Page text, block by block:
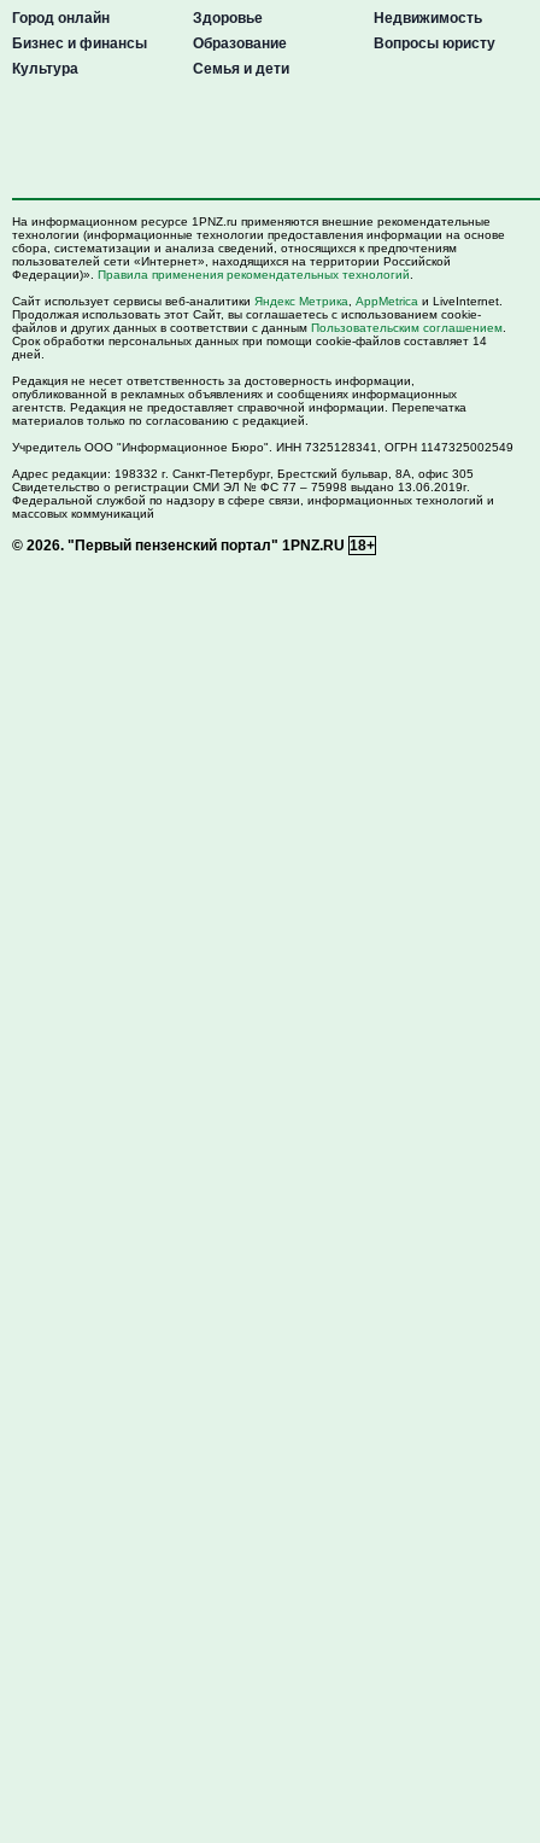
Город онлайн
Бизнес и финансы
Культура
Здоровье
Образование
Семья и дети
Недвижимость
Вопросы юристу
На информационном ресурсе 1PNZ.ru применяются внешние рекомендательные
технологии (информационные технологии предоставления информации на основе
сбора, систематизации и анализа сведений, относящихся к предпочтениям
пользователей сети «Интернет», находящихся на территории Российской
Федерации)». Правила применения рекомендательных технологий
Сайт использует сервисы веб-аналитики Яндекс Метрика AppMetrica и LiveInternet.
Продолжая использовать этот Сайт, вы соглашаетесь с использованием cookie-
файлов и других данных в соответствии с данным Пользовательским соглашением
Срок обработки персональных данных при помощи cookie-файлов составляет 14
дней.
Редакция не несет ответственность за достоверность информации,
опубликованной в рекламных объявлениях и сообщениях информационных
агентств. Редакция не предоставляет справочной информации. Перепечатка
материалов только по согласованию с редакцией.
Учредитель ООО "Информационное Бюро". ИНН 7325128341, ОГРН 1147325002549
Адрес редакции: 198332 г. Санкт-Петербург, Брестский бульвар, 8А, офис 305
Свидетельство о регистрации СМИ ЭЛ № ФС 77 – 75998 выдано 13.06.2019г.
Федеральной службой по надзору в сфере связи, информационных технологий и
массовых коммуникаций
© 2026. "Первый пензенский портал" 1PNZ.RU 18+